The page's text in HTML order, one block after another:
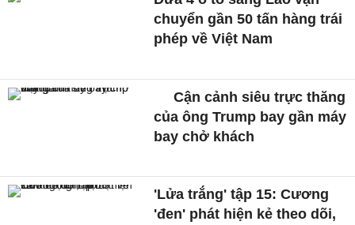
chuyển gần 50 tấn hàng trái
phép về Việt Nam
Cận cảnh siêu trực thăng
của ông Trump bay gần máy
bay chở khách
'Lửa trắng' tập 15: Cương
'đen' phát hiện kẻ theo dõi,